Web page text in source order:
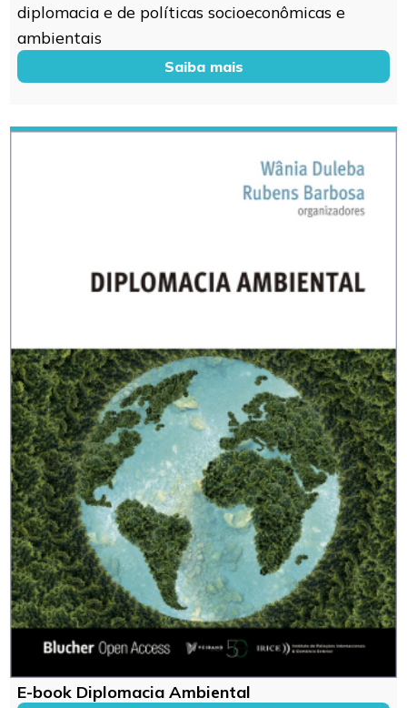
diplomacia e de políticas socioeconômicas e
ambientais
Saiba mais
E-book Diplomacia Ambiental